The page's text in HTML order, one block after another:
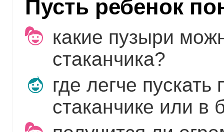
Пусть ребенок
какие пузыри
стаканчика?
где легче
стаканчике или в